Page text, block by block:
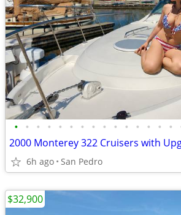
• • • • • • • • • • • • • • •
6h ago San Pedro
$32,900